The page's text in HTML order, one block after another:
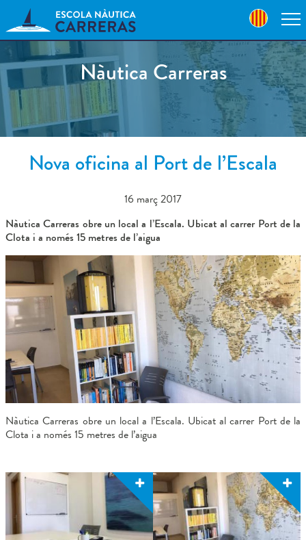
navigation
to
content
Nàutica Carreras
Nova oficina al Port de l’Escala
16 març 2017
Nàutica Carreras obre un local a l’Escala. Ubicat al carrer Port de la
Clota i a només 15 metres de l’aigua
Nàutica Carreras obre un local a l’Escala. Ubicat al carrer Port de la
Clota i a només 15 metres de l’aigua